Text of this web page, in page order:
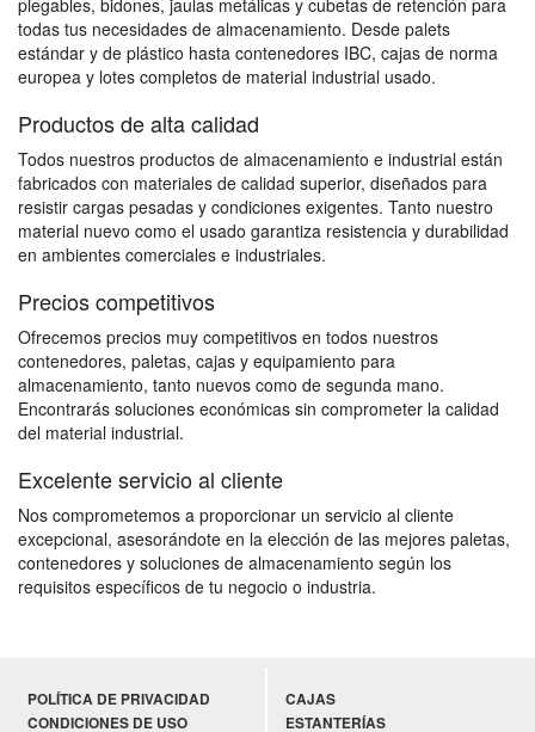
plegables, bidones, jaulas metálicas y cubetas de retención para
todas tus necesidades de almacenamiento. Desde palets
estándar y de plástico hasta contenedores IBC, cajas de norma
europea y lotes completos de material industrial usado.
Productos de alta calidad
Todos nuestros productos de almacenamiento e industrial están
fabricados con materiales de calidad superior, diseñados para
resistir cargas pesadas y condiciones exigentes. Tanto nuestro
material nuevo como el usado garantiza resistencia y durabilidad
en ambientes comerciales e industriales.
Precios competitivos
Ofrecemos precios muy competitivos en todos nuestros
contenedores, paletas, cajas y equipamiento para
almacenamiento, tanto nuevos como de segunda mano.
Encontrarás soluciones económicas sin comprometer la calidad
del material industrial.
Excelente servicio al cliente
Nos comprometemos a proporcionar un servicio al cliente
excepcional, asesorándote en la elección de las mejores paletas,
contenedores y soluciones de almacenamiento según los
requisitos específicos de tu negocio o industria.
POLÍTICA DE PRIVACIDAD
CONDICIONES DE USO
CAJAS
ESTANTERÍAS